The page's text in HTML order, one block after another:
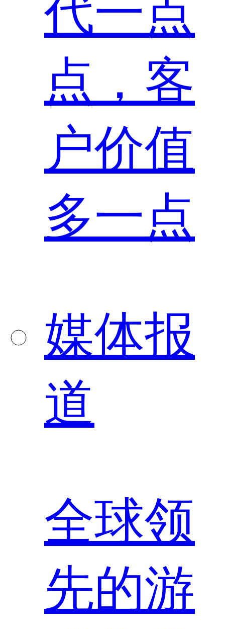
代一点
点，客
户价值
多一点
媒体报
道
全球领
先的游